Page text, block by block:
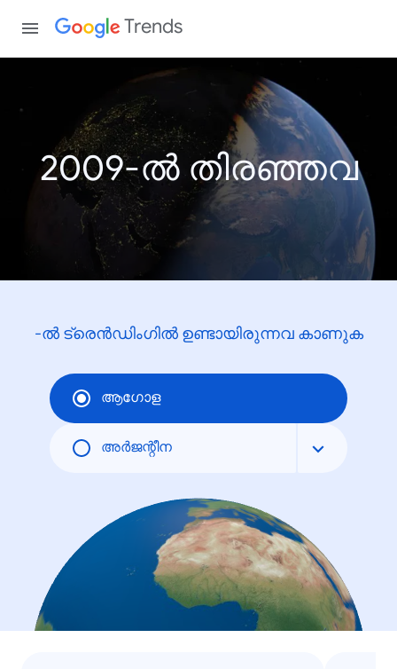
Trends
2009-ൽ തിരഞ്ഞവ
-ൽ ട്രെൻഡിംഗിൽ ഉണ്ടായിരുന്നവ കാണുക
ആഗോള
അര്‍ജന്റീന